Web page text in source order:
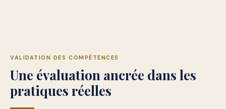
VALIDATION DES COMPÉTENCES
Une évaluation ancrée dans les
pratiques réelles